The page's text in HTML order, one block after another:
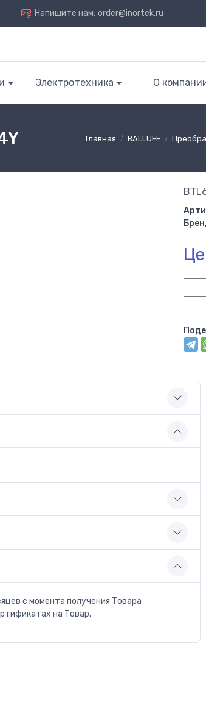
Напишите нам: order@inortek.ru
Электротехника О
Главная BALLUFF
с момента получения Товара
на Товар.